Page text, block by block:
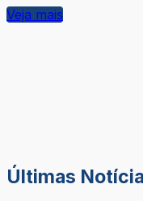
Veja mais
Últimas